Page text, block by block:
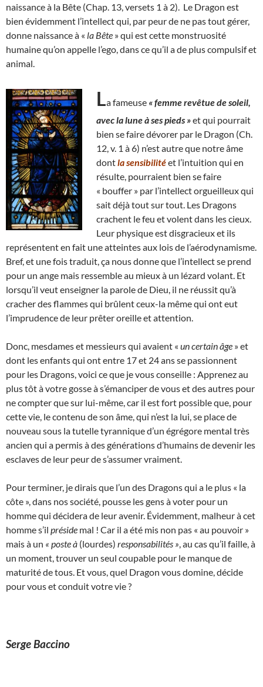
naissance à la Bête (Chap. 13, versets 1 à 2). Le Dragon est
bien évidemment l’intellect qui, par peur de ne pas tout gérer,
donne naissance à « la Bête » qui est cette monstruosité
humaine qu’on appelle l’ego, dans ce qu’il a de plus compulsif et
animal.
La fameuse « femme revêtue de soleil,
avec la lune à ses pieds »et qui pourrait
bien se faire dévorer par le Dragon (Ch.
12, v. 1 à 6) n’est autre que notre âme
dontla sensibilitéet l’intuition qui en
résulte, pourraient bien se faire
« bouffer » par l’intellect orgueilleux qui
sait déjà tout sur tout. Les Dragons
crachent le feu et volent dans les cieux.
Leur physique est disgracieux et ils
représentent en fait une atteintes aux lois de l’aérodynamisme.
Bref, et une fois traduit, ça nous donne que l’intellect se prend
pour un ange mais ressemble au mieux à un lézard volant. Et
lorsqu’il veut enseigner la parole de Dieu, il ne réussit qu’à
cracher des flammes qui brûlent ceux-la même qui ont eut
l’imprudence de leur prêter oreille et attention.
Donc, mesdames et messieurs qui avaient « un certain âge » et
dont les enfants qui ont entre 17 et 24 ans se passionnent
pour les Dragons, voici ce que je vous conseille : Apprenez au
plus tôt à votre gosse à s’émanciper de vous et des autres pour
ne compter que sur lui-même, car il est fort possible que, pour
cette vie, le contenu de son âme, qui n’est la lui, se place de
nouveau sous la tutelle tyrannique d’un égrégore mental très
ancien qui a permis à des générations d’humains de devenir les
esclaves de leur peur de s’assumer vraiment.
Pour terminer, je dirais que l’un des Dragons qui a le plus « la
côte », dans nos société, pousse les gens à voter pour un
homme qui décidera de leur avenir. Évidemment, malheur à cet
homme s’il préside mal ! Car il a été mis non pas « au pouvoir »
mais à un « poste à (lourdes) responsabilités » , au cas qu’il faille, à
un moment, trouver un seul coupable pour le manque de
maturité de tous. Et vous, quel Dragon vous domine, décide
pour vous et conduit votre vie ?
Serge Baccino